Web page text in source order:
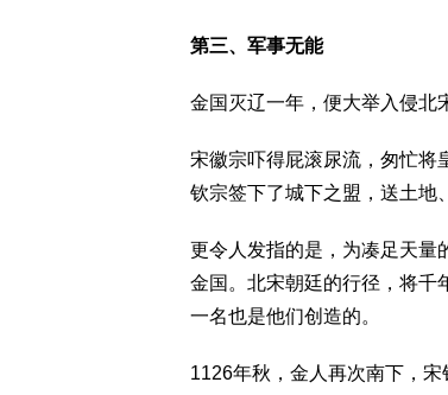
第三、军事无能
金国灭辽一年，便大举入侵北
宋徽宗吓得屁滚尿流，匆忙将
钦宗签下了城下之盟，送土地
更令人发指的是，为凑足天量
金国。北宋朝廷的行径，将千
一名也是他们创造的。
1126年秋，金人再次南下，